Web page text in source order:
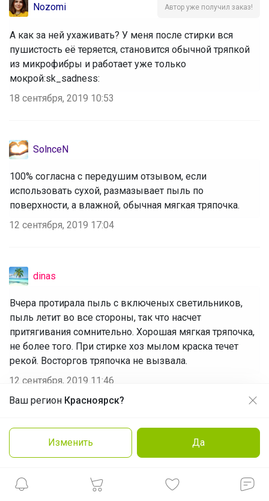
Ваш регион Красноярск?
Изменить Да
Nozomi Автор уже получил заказ!
А как за ней ухаживать? У меня после стирки вся
пушистость её теряется, становится обычной тряпкой
из микрофибры и работает уже только
мокрой:sk_sadness:
18 сентября, 2019 10:53
SolnceN
100% согласна с передушим отзывом, если
использовать сухой, размазывает пыль по
поверхности, а влажной, обычная мягкая тряпочка.
12 сентября, 2019 17:04
dinas
Вчера протирала пыль с включеных светильников,
пыль летит во все стороны, так что насчет
притягивания сомнительно. Хорошая мягкая тряпочка,
не более того. При стирке хоз мылом краска течет
рекой. Восторгов тряпочка не вызвала.
12 сентября, 2019 11:46
Ричушка
Очень довольна, тряпочка супер, спасибо за закупку,
10 сентября, 2019 11:45
Продолжая использовать этот сайт и нажимая кнопку
Принять